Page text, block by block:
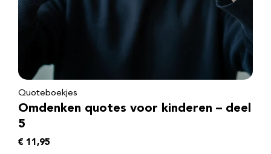
Quoteboekjes
Omdenken quotes voor kinderen – deel
5
€ 11,95